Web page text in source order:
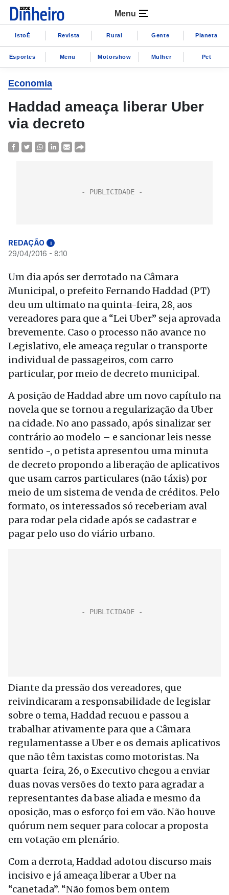
Menu
IstoÉ Revista Rural Gente Planeta
Esportes Menu Motorshow Mulher Pet
Economia
Haddad ameaça liberar Uber
via decreto
REDAÇÃO i
29/04/2016 - 8:10
Um dia após ser derrotado na Câmara
Municipal, o prefeito Fernando Haddad (PT)
deu um ultimato na quinta-feira, 28, aos
vereadores para que a “Lei Uber” seja aprovada
brevemente. Caso o processo não avance no
Legislativo, ele ameaça regular o transporte
individual de passageiros, com carro
particular, por meio de decreto municipal.
A posição de Haddad abre um novo capítulo na
novela que se tornou a regularização da Uber
na cidade. No ano passado, após sinalizar ser
contrário ao modelo – e sancionar leis nesse
sentido -, o petista apresentou uma minuta
de decreto propondo a liberação de aplicativos
que usam carros particulares (não táxis) por
meio de um sistema de venda de créditos. Pelo
formato, os interessados só receberiam aval
para rodar pela cidade após se cadastrar e
pagar pelo uso do viário urbano.
Diante da pressão dos vereadores, que
reivindicaram a responsabilidade de legislar
sobre o tema, Haddad recuou e passou a
trabalhar ativamente para que a Câmara
regulamentasse a Uber e os demais aplicativos
que não têm taxistas como motoristas. Na
quarta-feira, 26, o Executivo chegou a enviar
duas novas versões do texto para agradar a
representantes da base aliada e mesmo da
oposição, mas o esforço foi em vão. Não houve
quórum nem sequer para colocar a proposta
em votação em plenário.
Com a derrota, Haddad adotou discurso mais
incisivo e já ameaça liberar a Uber na
“canetada”. “Não fomos bem ontem